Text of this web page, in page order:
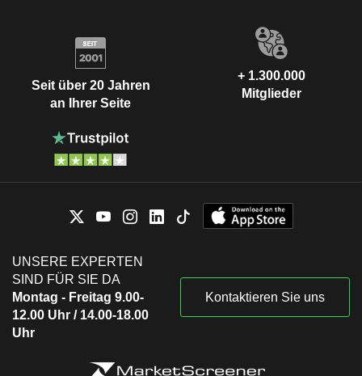
Seit über 20 Jahren
an Ihrer Seite
+ 1.300.000
Mitglieder
UNSERE EXPERTEN
SIND FÜR SIE DA
Montag - Freitag 9.00-
12.00 Uhr / 14.00-18.00
Uhr
Kontaktieren Sie uns